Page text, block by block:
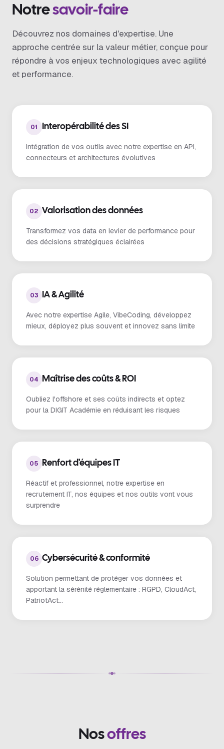
Notresavoir-faire
Découvrez nos domaines d'expertise. Une
approche centrée sur la valeur métier, conçue pour
répondre à vos enjeux technologiques avec agilité
et performance.
01 Interopérabilité des SI
Intégration de vos outils avec notre expertise en API,
connecteurs et architectures évolutives
02 Valorisation des données
Transformez vos data en levier de performance pour
des décisions stratégiques éclairées
03 IA & Agilité
Avec notre expertise Agile, VibeCoding, développez
mieux, déployez plus souvent et innovez sans limite
04 Maîtrise des coûts & ROI
Oubliez l'offshore et ses coûts indirects et optez
pour la DIGIT Académie en réduisant les risques
05 Renfort d'équipes IT
Réactif et professionnel, notre expertise en
recrutement IT, nos équipes et nos outils vont vous
surprendre
06 Cybersécurité & conformité
Solution permettant de protéger vos données et
apportant la sérénité réglementaire : RGPD, CloudAct,
PatriotAct…
Nosoffres